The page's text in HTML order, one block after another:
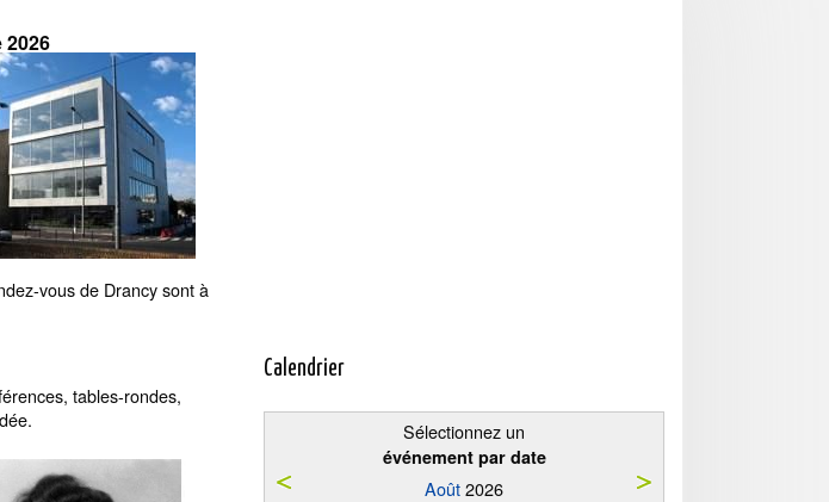
2026
vous de Drancy sont à
tables-rondes,
Calendrier
Sélectionnez un
événement par date
Août2026